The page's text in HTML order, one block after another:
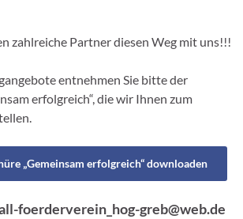
zahlreiche Partner diesen Weg mit uns!!!
entnehmen Sie bitte der
erfolgreich“, die wir Ihnen zum
„Gemeinsam erfolgreich“ downloaden
foerderverein_hog-greb@web.de